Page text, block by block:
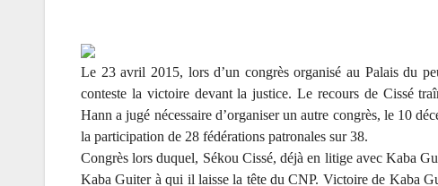
Le 23 avril 2015, lors d’un congrès organisé au Palais du
conteste la victoire devant la justice. Le recours de Cissé
Hann a jugé nécessaire d’organiser un autre congrès, le 10
la participation de 28 fédérations patronales sur 38.
Congrès lors duquel, Sékou Cissé, déjà en litige avec Kaba
Kaba Guiter à qui il laisse la tête du CNP. Victoire de Kaba